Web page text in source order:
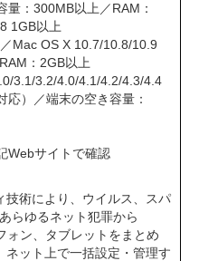
：300MB以上／RAM：
1GB以上
Mac OS X 10.7/10.8/10.9
：2GB以上
3.1/3.2/4.0/4.1/4.2/4.3/4.4
応）／端末の空き容量：
Webサイトで確認
技術により、ウイルス、スパ
らゆるネット犯罪から
ォン、タブレットをまとめ
ネット上で一括設定・管理す